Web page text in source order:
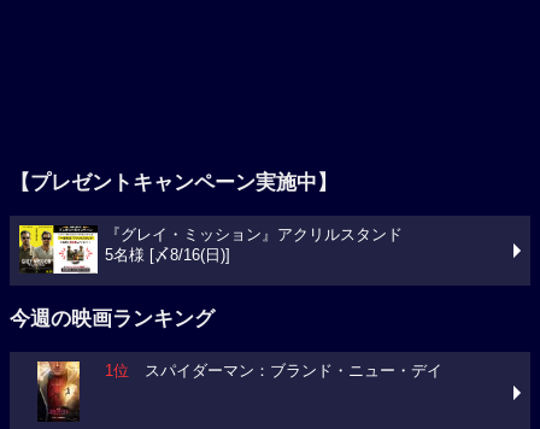
【プレゼントキャンペーン実施中】
『グレイ・ミッション』アクリルスタンド
5名様 [〆8/16(日)]
今週の映画ランキング
1位 スパイダーマン：ブランド・ニュー・デイ